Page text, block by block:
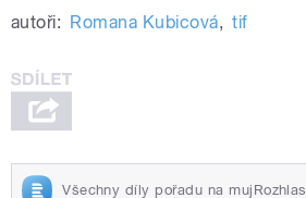
autoři: Romana Kubicová, tif
Všechny díly pořadu na mujRozhlas